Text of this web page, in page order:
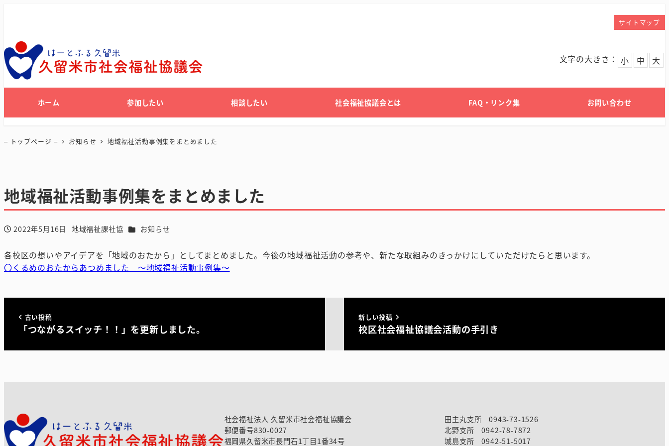
サイトマップ
文字の大きさ： 小 中 大
ホーム 参加したい 相談したい 社会福祉協議会とは FAQ・リンク集 お問い合わせ
– トップページ – お知らせ 地域福祉活動事例集をまとめました
地域福祉活動事例集をまとめました
投稿日
2022年5月16日
著
地域福祉課社協 カテゴリー
お知らせ
各校区の想いやアイデアを「地域のおたから」としてまとめました。今後の地域福祉活動の参考や、新たな取組みのきっかけにしていただけたらと思います。
〇くるめのおたからあつめました ～地域福祉活動事例集～
古い投稿
「つながるスイッチ！！」を更新しました。
新しい投稿
校区社会福祉協議会活動の手引き
社会福祉法人 久留米市社会福祉協議会
郵便番号830-0027
福岡県久留米市長門石1丁目1番34号
田主丸支所 0943-73-1526
北野支所 0942-78-7872
城島支所 0942-51-5017